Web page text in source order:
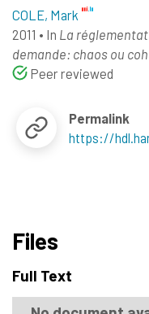
COLE, Mark
2011 • In La
demande: chaos ou
Peer reviewed
Permalink
https://
Files
Full Text